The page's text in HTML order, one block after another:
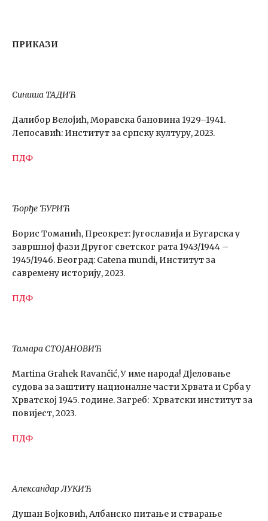
ПРИКАЗИ
Синиша ТАДИЋ
Далибор Велојић, Моравска бановина 1929–1941.
Лепосавић: Институт за српску културу, 2023.
ПДФ
Ђорђе ЂУРИЋ
Борис Томанић, Преокрет: Југославија и Бугарска у
завршној фази Другог светског рата 1943/1944 –
1945/1946. Београд: Catena mundi, Институт за
савремену историју, 2023.
ПДФ
Тамара СТОЈАНОВИЋ
Martina Grahek Ravančić, У име народа! Дјеловање
судова за заштиту националне части Хрвата и Срба у
Хрватској 1945. године. Загреб: Хрватски институт за
повијест, 2023.
ПДФ
Александар ЛУКИЋ
Душан Бојковић, Албанско питање и стварање